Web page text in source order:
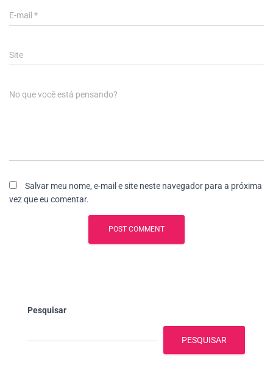
E-mail *
Site
No que você está pensando?
Salvar meu nome, e-mail e site neste navegador para a próxima
vez que eu comentar.
Pesquisar
PESQUISAR